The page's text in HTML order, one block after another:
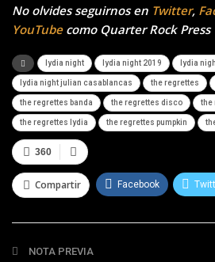
No olvides seguirnos en Twitter,
YouTubecomo Quarter Rock Press
lydia night lydia night 2019 lydia
lydia night julian casablancas the regrettes
the regrettes banda the regrettes disco the
the regrettes lydia the regrettes pumpkin
360
Compartir Facebook
NOTA PREVIA